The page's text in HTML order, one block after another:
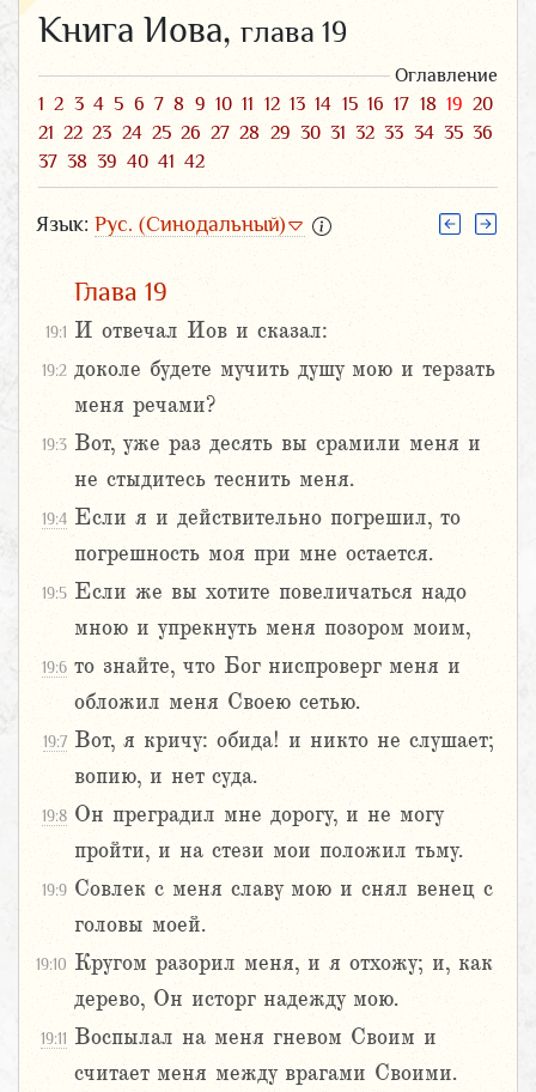
Книга Иова, глава 19
Оглавление
1 2 3 4 5 6 7 8 9 10 11 12 13 14 15 16 17 18 19 20
21 22 23 24 25 26 27 28 29 30 31 32 33 34 35 36
37 38 39 40 41 42
Язык: Рус. (Синодальный)
Глава 19
19:1 И отвечал Иов и сказал:
19:2 доколе будете мучить душу мою и терзать
меня речами?
19:3 Вот, уже раз десять вы срамили меня и
не стыдитесь теснить меня.
19:4 Если я и действительно погрешил, то
погрешность моя при мне остается.
19:5 Если же вы хотите повеличаться надо
мною и упрекнуть меня позором моим,
19:6 то знайте, что Бог ниспроверг меня и
обложил меня Своею сетью.
19:7 Вот, я кричу: обида! и никто не слушает;
вопию, и нет суда.
19:8 Он преградил мне дорогу, и не могу
пройти, и на стези мои положил тьму.
19:9 Совлек с меня славу мою и снял венец с
головы моей.
19:10 Кругом разорил меня, и я отхожу; и, как
дерево, Он исторг надежду мою.
19:11 Воспылал на меня гневом Своим и
считает меня между врагами Своими.